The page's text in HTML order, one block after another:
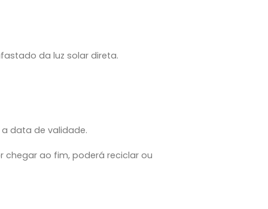
da luz solar direta.
data de validade.
chegar ao fim, poderá reciclar ou